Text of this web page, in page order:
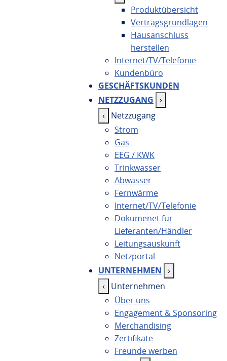
Produktübersicht
Vertragsgrundlagen
Hausanschluss
herstellen
Internet/TV/Telefonie
Kundenbüro
GESCHÄFTSKUNDEN
NETZZUGANG ›
‹
Netzzugang
Strom
Gas
EEG / KWK
Trinkwasser
Abwasser
Fernwärme
Internet/TV/Telefonie
Dokumenet für
Lieferanten/Händler
Leitungsauskunft
Netzportal
UNTERNEHMEN ›
‹
Unternehmen
Über uns
Engagement & Sponsoring
Merchandising
Zertifikate
Freunde werben